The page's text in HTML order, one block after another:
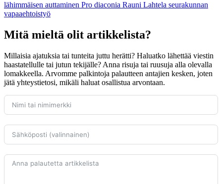
lähimmäisen auttaminen Pro diaconia Rauni Lahtela seurakunnan
vapaaehtoistyö
Mitä mieltä olit artikkelista?
Millaisia ajatuksia tai tunteita juttu herätti? Haluatko lähettää viestin
haastatellulle tai jutun tekijälle? Anna risuja tai ruusuja alla olevalla
lomakkeella. Arvomme palkintoja palautteen antajien kesken, joten
jätä yhteystietosi, mikäli haluat osallistua arvontaan.